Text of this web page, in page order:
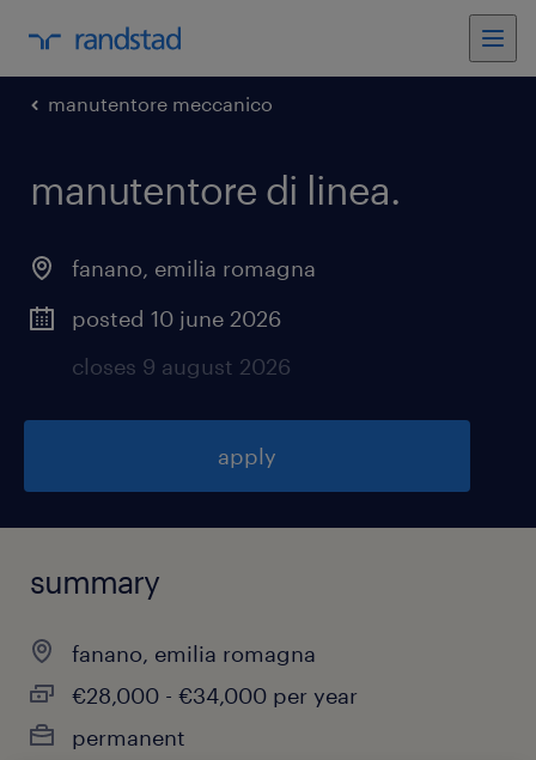
manutentore meccanico
manutentore di linea.
fanano, emilia romagna
posted 10 june 2026
closes 9 august 2026
apply
summary
fanano, emilia romagna
€28,000 - €34,000 per year
permanent